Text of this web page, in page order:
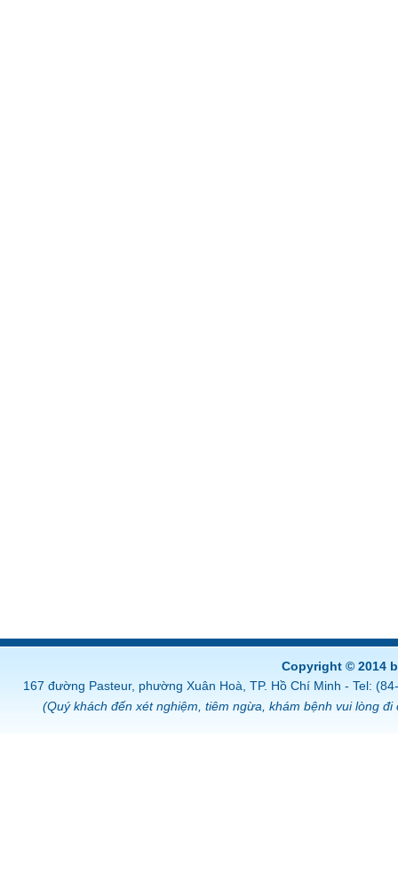
Copyright © 2014
167 đường Pasteur, phường Xuân Hoà, TP. Hồ Chí Minh - Tel:
(Quý khách đến xét nghiệm, tiêm ngừa, khám bệnh vui lòng